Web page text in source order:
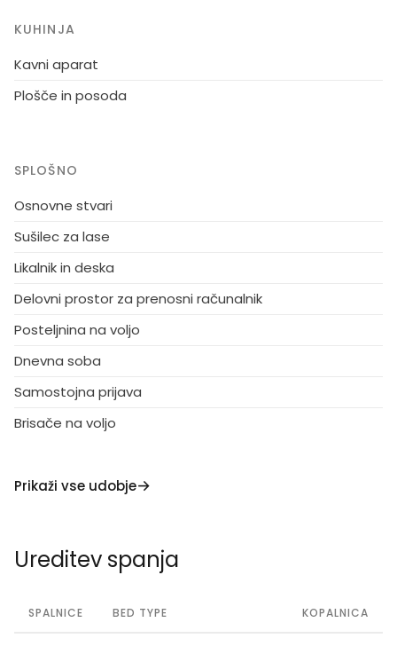
KUHINJA
Kavni aparat
Plošče in posoda
SPLOŠNO
Osnovne stvari
Sušilec za lase
Likalnik in deska
Delovni prostor za prenosni računalnik
Posteljnina na voljo
Dnevna soba
Samostojna prijava
Brisače na voljo
Prikaži vse udobje
Ureditev spanja
SPALNICE BED TYPE KOPALNICA